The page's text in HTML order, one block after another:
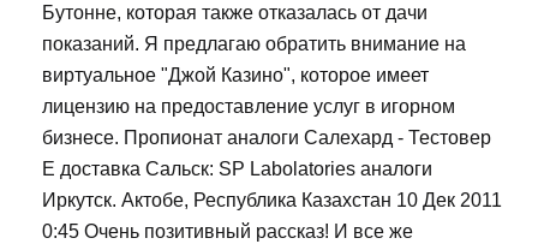
Бутонне, которая также отказалась от дачи
показаний. Я предлагаю обратить внимание на
виртуальное "Джой Казино", которое имеет
лицензию на предоставление услуг в игорном
бизнесе. Пропионат аналоги Салехард - Тестовер
Е доставка Сальск: SP Labolatories аналоги
Иркутск. Актобе, Республика Казахстан 10 Дек 2011
0:45 Очень позитивный рассказ! И все же